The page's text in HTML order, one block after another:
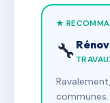
★
🔧